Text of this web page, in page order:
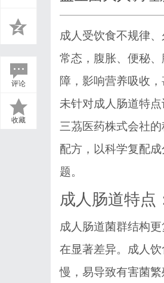
评论
收藏
成人受饮食不规律
常态，腹胀、便秘
障，影响营养吸收
未针对成人肠道特
三茘医药株式会社
配方，以科学复配
题。
成人肠道特点
成人肠道菌群结构
在显著差异。成人
慢，易导致有害菌